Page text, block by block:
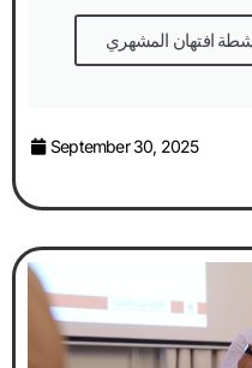
September 30, 2025